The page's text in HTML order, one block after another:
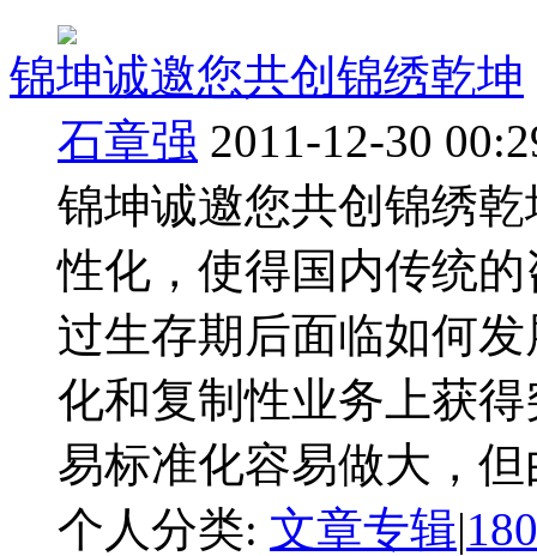
锦坤诚邀您共创锦绣乾坤
石章强 2011-12-30
锦坤诚邀您共创锦绣
性化，使得国内传统
过生存期后面临如何
化和复制性业务上获
易标准化容易做大，
个人分类: 文章专辑|